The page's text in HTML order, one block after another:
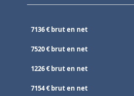
7136 € brut en net
7520 € brut en net
1226 € brut en net
7154 € brut en net